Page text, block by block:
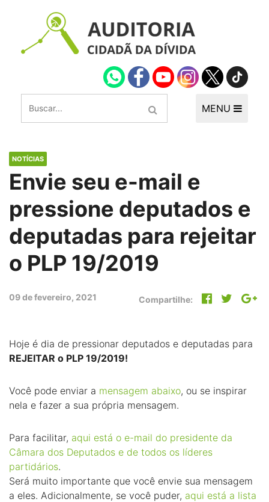
MENU
NOTÍCIAS
Envie seu e-mail e
pressione deputados e
deputadas para rejeitar
o PLP 19/2019
09 de fevereiro, 2021 Compartilhe:
Hoje é dia de pressionar deputados e deputadas para
REJEITAR o PLP 19/2019!
Você pode enviar a mensagem abaixo, ou se inspirar
nela e fazer a sua própria mensagem.
Para facilitar, aqui está o e-mail do presidente da
Câmara dos Deputados e de todos os líderes
partidários.
Será muito importante que você envie sua mensagem
a eles. Adicionalmente, se você puder, aqui está a lista